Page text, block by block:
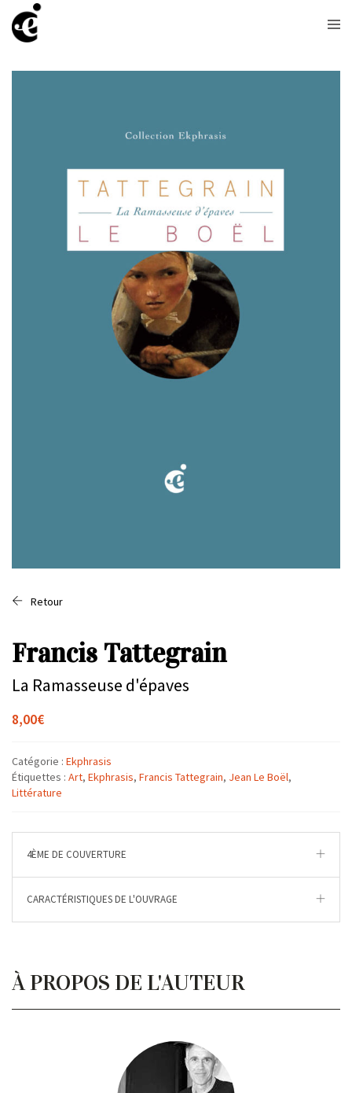
Retour
Francis Tattegrain
La Ramasseuse d'épaves
8,00€
Catégorie : Ekphrasis
Étiquettes : Art, Ekphrasis, Francis Tattegrain, Jean Le Boël,
Littérature
4ÈME DE COUVERTURE
CARACTÉRISTIQUES DE L'OUVRAGE
À PROPOS DE L'AUTEUR